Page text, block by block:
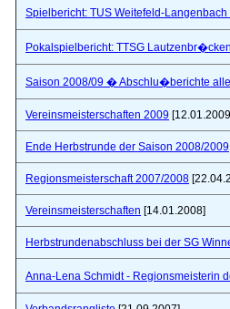
Spielbericht: TUS Weitefeld-
Pokalspielbericht: TTSG
Saison 2008/09 � Abschlu�berichte
Vereinsmeisterschaften 2009
Ende Herbstrunde der Saison 2008/2009
Regionsmeisterschaft 2007/2008
Vereinsmeisterschaften [14.01.2008]
Herbstrundenabschluss bei der SG
Anna-Lena Schmidt - Regionsmeisterin